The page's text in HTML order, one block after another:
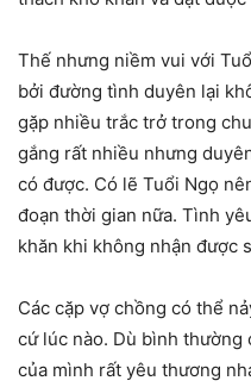
Thế nhưng niềm vui với
bởi đường tình duyên lại
gặp nhiều trắc trở trong
gắng rất nhiều nhưng
có được. Có lẽ Tuổi Ngọ
đoạn thời gian nữa. Tình
khăn khi không nhận được
Các cặp vợ chồng có thể
cứ lúc nào. Dù bình thường
của mình rất yêu thương